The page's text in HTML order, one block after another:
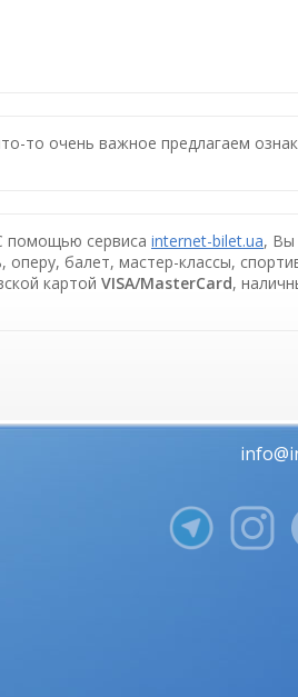
то очень важное предлагаем
помощью сервиса internet-bilet.ua, Вы
балет, мастер-классы,
картой VISA/MasterCard,